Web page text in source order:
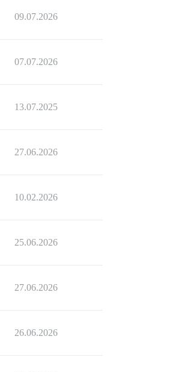
09.07.2026
07.07.2026
13.07.2025
27.06.2026
10.02.2026
25.06.2026
27.06.2026
26.06.2026